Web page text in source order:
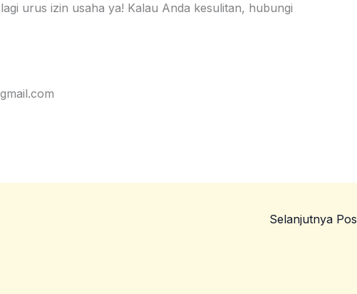
urus izin usaha ya! Kalau Anda kesulitan, hubungi
Selanjutnya Pos